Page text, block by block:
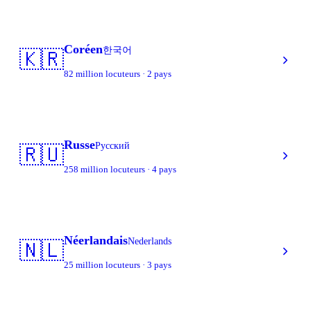
🇰🇷Coréen한국어
82 million locuteurs · 2 pays
🇷🇺RusseРусский
258 million locuteurs · 4 pays
🇳🇱NéerlandaisNederlands
25 million locuteurs · 3 pays